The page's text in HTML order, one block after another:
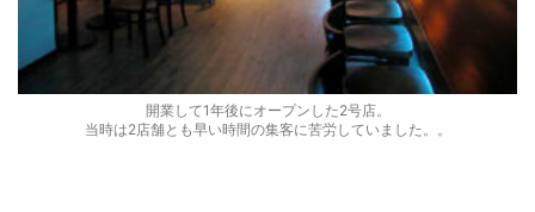
開業して1年後にオープンした2号店。
当時は2店舗とも早い時間の集客に苦労していました。。